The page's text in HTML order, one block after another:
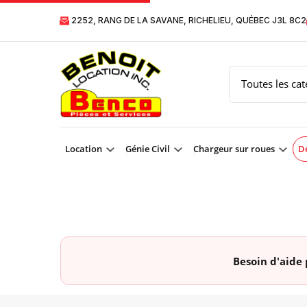
2252, RANG DE LA SAVANE, RICHELIEU, QUÉBEC J3L 8C2
Location Génie Civil Chargeur sur roues
Besoin